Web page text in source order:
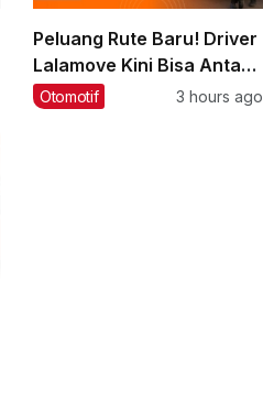
Peluang Rute Baru! Driver
Lalamove Kini Bisa Antar
Barang ke Bali
Otomotif 3 hours ago